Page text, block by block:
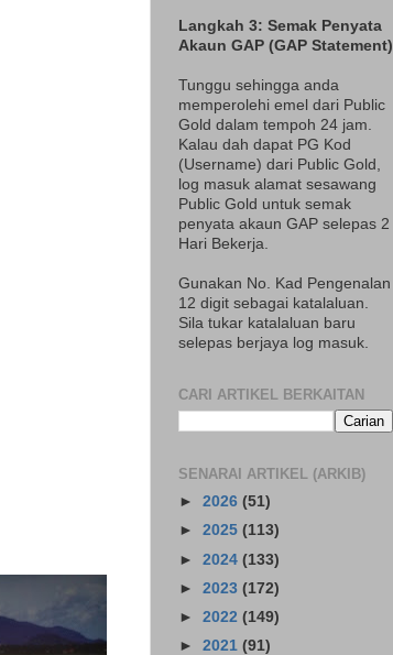
Langkah 3: Semak Penyata
Akaun GAP (GAP Statement)
Tunggu sehingga anda
memperolehi emel dari Public
Gold dalam tempoh 24 jam.
Kalau dah dapat PG Kod
(Username) dari Public Gold,
log masuk alamat sesawang
Public Gold untuk semak
penyata akaun GAP selepas 2
Hari Bekerja.
Gunakan No. Kad Pengenalan
12 digit sebagai katalaluan.
Sila tukar katalaluan baru
selepas berjaya log masuk.
CARI ARTIKEL BERKAITAN
SENARAI ARTIKEL (ARKIB)
► 2026 (51)
► 2025 (113)
► 2024 (133)
► 2023 (172)
► 2022 (149)
► 2021 (91)